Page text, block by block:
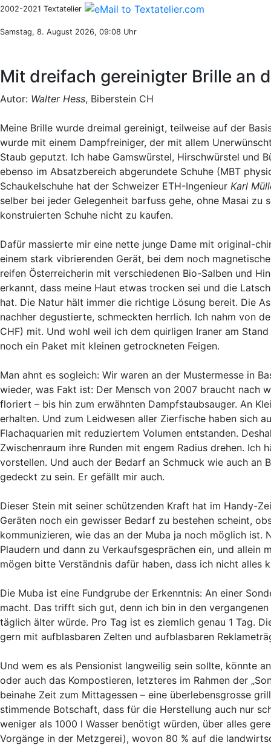
2002-2021 Textatelier
Samstag, 8. August 2026, 09:08 Uhr
Mit dreifach gereinigter Brille an
Autor: Walter Hess, Biberstein CH
Meine Brille wurde dreimal gereinigt, teilweise auf der
wurde mit einem Dampfreiniger, der mit allem
Staub geputzt. Ich habe Gamswürstel, Hirschwürstel und
ebenso im Absatzbereich abgerundete Schuhe (MBT
Schaukelschuhe hat der Schweizer ETH-Ingenieur Karl
selber bei jeder Gelegenheit barfuss gehe, ohne Masai zu
konstruierten Schuhe nicht zu kaufen.
Dafür massierte mir eine nette junge Dame mit original-
einem stark vibrierenden Gerät, bei dem noch
reifen Österreicherin mit verschiedenen Bio-Salben und
erkannt, dass meine Haut etwas trocken sei und die
hat. Die Natur hält immer die richtige Lösung bereit. Die
nachher degustierte, schmeckten herrlich. Ich nahm von
CHF) mit. Und wohl weil ich dem quirligen Iraner am
noch ein Paket mit kleinen getrockneten Feigen.
Man ahnt es sogleich: Wir waren an der Mustermesse in
wieder, was Fakt ist: Der Mensch von 2007 braucht nach
floriert – bis hin zum erwähnten Dampfstaubsauger. An
erhalten. Und zum Leidwesen aller Zierfische haben sich
Flachaquarien mit reduziertem Volumen entstanden.
Zwischenraum ihre Runden mit engem Radius drehen.
vorstellen. Und auch der Bedarf an Schmuck wie auch an
gedeckt zu sein. Er gefällt mir auch.
Dieser Stein mit seiner schützenden Kraft hat im Handy-
Geräten noch ein gewisser Bedarf zu bestehen scheint,
kommunizieren, wie das an der Muba ja noch möglich ist.
Plaudern und dann zu Verkaufsgesprächen ein, und allein
mögen bitte Verständnis dafür haben, dass ich nicht alles
Die Muba ist eine Fundgrube der Erkenntnis: An einer
macht. Das trifft sich gut, denn ich bin in den
täglich älter würde. Pro Tag ist es ziemlich genau 1 Tag.
gern mit aufblasbaren Zelten und aufblasbaren
Und wem es als Pensionist langweilig sein sollte, könnte
oder auch das Kompostieren, letzteres im Rahmen der
beinahe Zeit zum Mittagessen – eine überlebensgrosse
stimmende Botschaft, dass für die Herstellung auch nur
weniger als 1000 l Wasser benötigt würden, über alles
Vorgänge in der Metzgerei), wovon 80 % auf die